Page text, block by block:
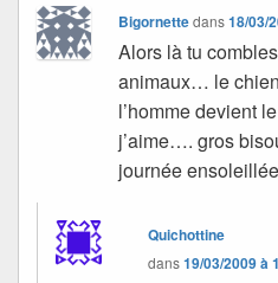
Bigornettedans18/03/
Alors là tu
animaux… le
l’homme devient
j’aime…. gros
journée
Quichottine
dans19/03/2009 à